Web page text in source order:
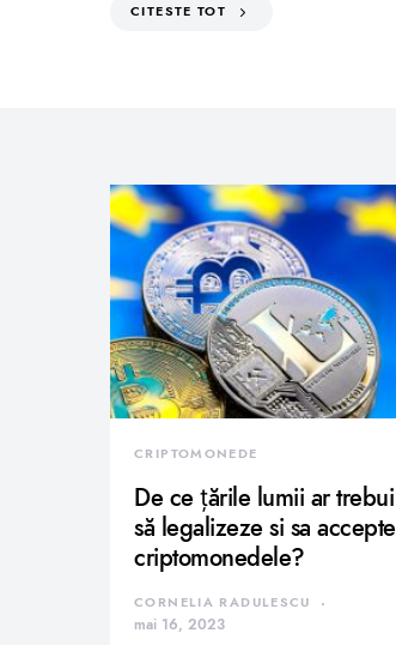
CITESTE TOT
CRIPTOMONEDE
De ce țările lumii ar trebui
să legalizeze si sa accepte
criptomonedele?
CORNELIA RADULESCU
mai 16, 2023